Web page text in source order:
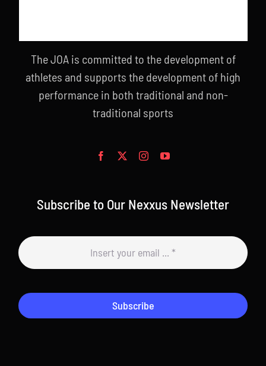
The JOA is committed to the development of
athletes and supports the development of high
performance in both traditional and non-
traditional sports
Subscribe to Our Nexxus Newsletter
Subscribe